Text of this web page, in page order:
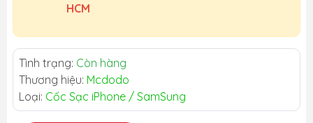
HCM
Tình trạng: Còn hàng
Thương hiệu: Mcdodo
Loại: Cốc Sạc iPhone / SamSung